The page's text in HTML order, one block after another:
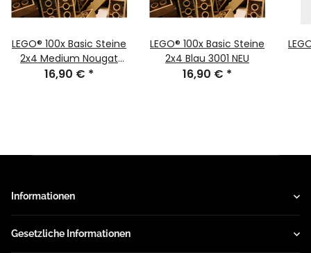
LEGO® 100x Basic Steine
2x4 Medium Nougat
3001
16,90 € *
LEGO® 100x Basic Steine
2x4 Blau 3001 NEU
16,90 € *
Informationen
Gesetzliche Informationen